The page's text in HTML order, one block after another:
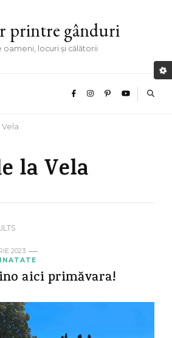
printre gânduri
oameni, locuri și călătorii
la Vela
2023
aici primăvara!